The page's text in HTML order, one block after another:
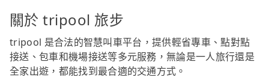
關於 tripool 旅步
tripool 是合法的智慧叫車平台，提供輕省專車、點對點
接送、包車和機場接送等多元服務，無論是一人旅行還是
全家出遊，都能找到最合適的交通方式。